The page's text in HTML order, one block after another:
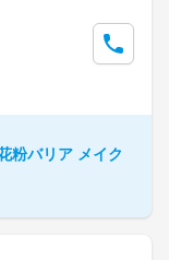
粉バリア メイク